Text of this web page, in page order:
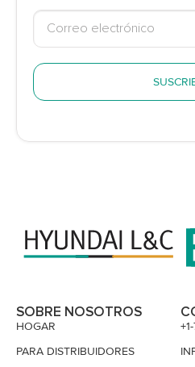
SOBRE NOSOTROS
HOGAR
PARA DISTRIBUIDORES